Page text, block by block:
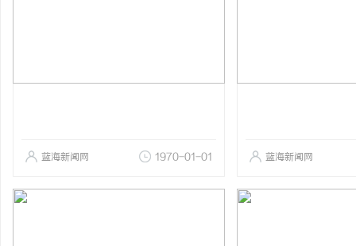
蓝海新闻网 1970-01-01 蓝海新闻网